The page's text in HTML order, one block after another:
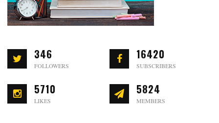
346
FOLLOWERS
16420
SUBSCRIBERS
5710
LIKES
5824
MEMBERS